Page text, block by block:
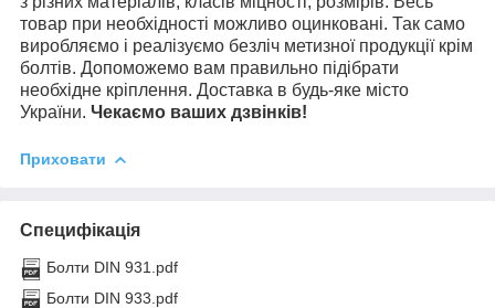
товар при необхідності можливо оцинковані. Так само
виробляємо і реалізуємо безліч метизної продукції крім
болтів. Допоможемо вам правильно підібрати
необхідне кріплення. Доставка в будь-яке місто
України. Чекаємо ваших дзвінків!
Приховати
Специфікація
Болти DIN 931.pdf
Болти DIN 933.pdf